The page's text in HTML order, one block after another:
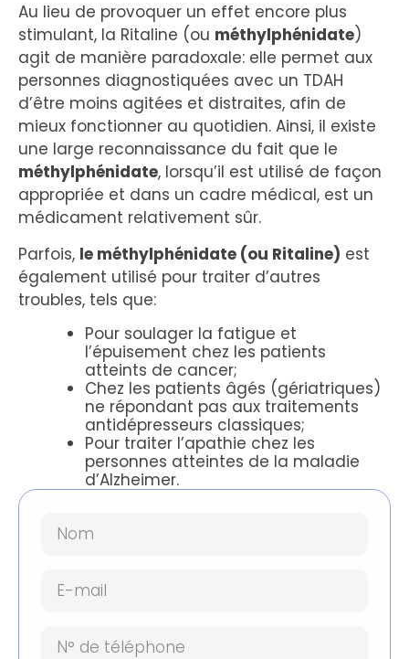
Au lieu de provoquer un effet encore plus
stimulant, la Ritaline (ou méthylphénidate)
agit de manière paradoxale: elle permet aux
personnes diagnostiquées avec un TDAH
d’être moins agitées et distraites, afin de
mieux fonctionner au quotidien. Ainsi, il existe
une large reconnaissance du fait que le
méthylphénidate, lorsqu’il est utilisé de façon
appropriée et dans un cadre médical, est un
médicament relativement sûr.
Parfois, le méthylphénidate (ou Ritaline) est
également utilisé pour traiter d’autres
troubles, tels que:
Pour soulager la fatigue et
l’épuisement chez les patients
atteints de cancer;
Chez les patients âgés (gériatriques)
ne répondant pas aux traitements
antidépresseurs classiques;
Pour traiter l’apathie chez les
personnes atteintes de la maladie
d’Alzheimer.